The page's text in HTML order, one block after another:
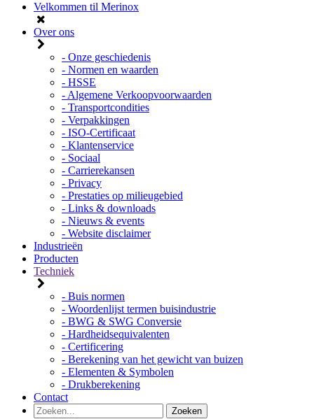
Velkommen til Merinox
Over ons
- Onze geschiedenis
- Normen en waarden
- HSSE
- Algemene Verkoopvoorwaarden
- Transportcondities
- Verpakkingen
- ISO-Certificaat
- Klantenservice
- Sociaal
- Carrierekansen
- Privacy
- Prestaties op milieugebied
- Links & downloads
- Nieuws & events
- Website disclaimer
Industrieën
Producten
Techniek
- Buis normen
- Woordenlijst termen buisindustrie
- BWG & SWG Conversie
- Hardheidsequivalenten
- Certificering
- Berekening van het gewicht van buizen
- Elementen & Symbolen
- Drukberekening
Contact